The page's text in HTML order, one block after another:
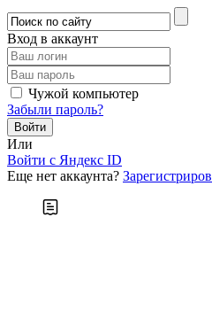
Вход в аккаунт
Чужой компьютер
Забыли пароль?
Или
Войти c Яндекс ID
Еще нет аккаунта?